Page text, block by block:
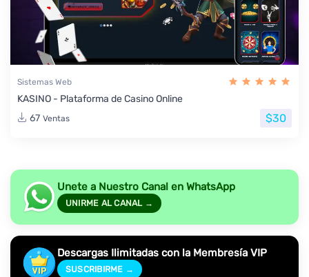
Sistemas Web
KASINO - Plataforma de Casino Online
67 Ventas $30
Unete a Nuestro Canal en WhatsApp
UNIRME AL CANAL →
Descargas Ilimitadas con la Membresía VIP
SUSCRIBIRME →